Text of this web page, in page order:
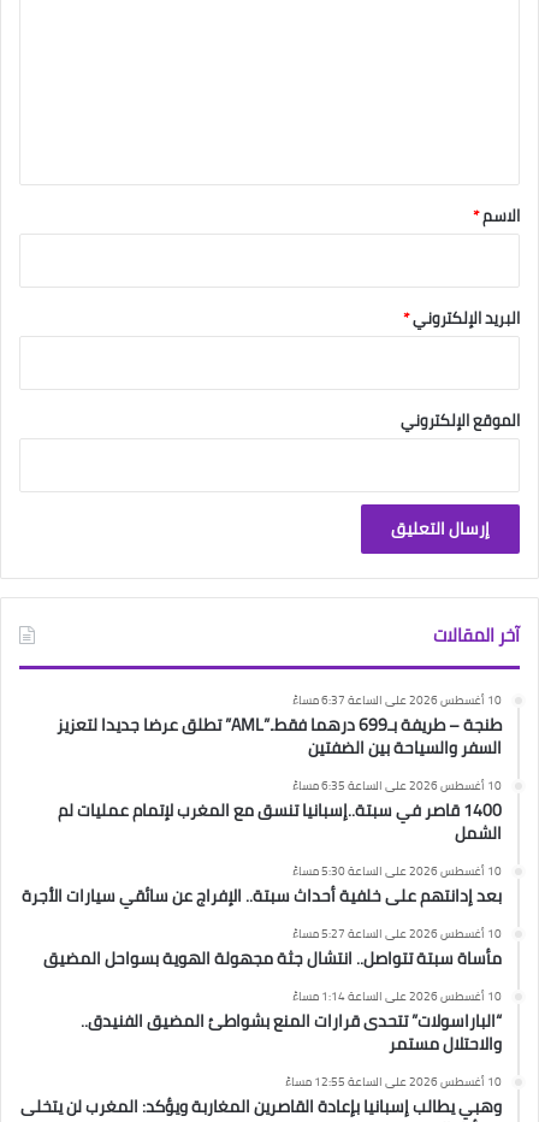
*
الاسم*
البريد الإلكتروني*
الموقع الإلكتروني
آخر المقالات
10 أغسطس 2026 على الساعة 6:37 مساءً
طنجة – طريفة بـ699 درهما فقط..”AML” تطلق عرضا جديدا لتعزيز
السفر والسياحة بين الضفتين
10 أغسطس 2026 على الساعة 6:35 مساءً
1400 قاصر في سبتة..إسبانيا تنسق مع المغرب لإتمام عمليات لم
الشمل
10 أغسطس 2026 على الساعة 5:30 مساءً
بعد إدانتهم على خلفية أحداث سبتة.. الإفراج عن سائقي سيارات الأجرة
10 أغسطس 2026 على الساعة 5:27 مساءً
مأساة سبتة تتواصل.. انتشال جثة مجهولة الهوية بسواحل المضيق
10 أغسطس 2026 على الساعة 1:14 مساءً
“الباراسولات” تتحدى قرارات المنع بشواطئ المضيق الفنيدق..
والاحتلال مستمر
10 أغسطس 2026 على الساعة 12:55 مساءً
وهبي يطالب إسبانيا بإعادة القاصرين المغاربة ويؤكد: المغرب لن يتخلى